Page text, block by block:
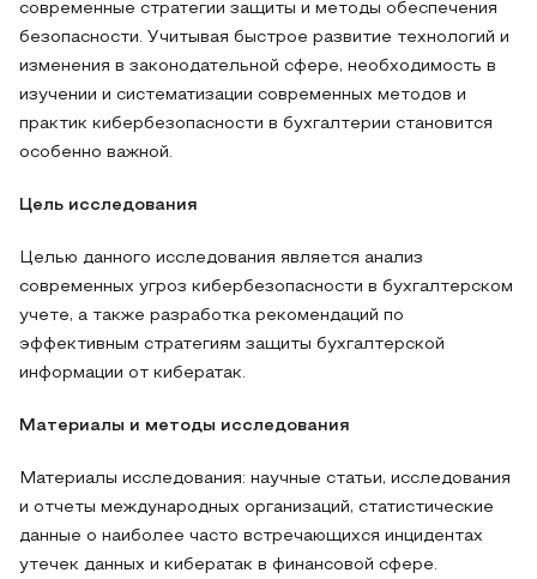
современные стратегии защиты и методы обеспечения
безопасности. Учитывая быстрое развитие технологий и
изменения в законодательной сфере, необходимость в
изучении и систематизации современных методов и
практик кибербезопасности в бухгалтерии становится
особенно важной.
Цель исследования
Целью данного исследования является анализ
современных угроз кибербезопасности в бухгалтерском
учете, а также разработка рекомендаций по
эффективным стратегиям защиты бухгалтерской
информации от кибератак.
Материалы и методы исследования
Материалы исследования: научные статьи, исследования
и отчеты международных организаций, статистические
данные о наиболее часто встречающихся инцидентах
утечек данных и кибератак в финансовой сфере.